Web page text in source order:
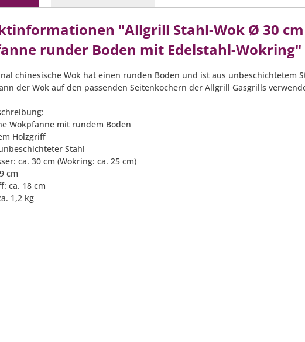
"Allgrill Stahl-Wok Ø 30
runder Boden mit Edelstahl-Wokring"
chinesische Wok hat einen runden Boden und ist aus unbeschichtetem
der Wok auf den passenden Seitenkochern der Allgrill Gasgrills
Wokpfanne mit rundem Boden
Holzgriff
Stahl
ca. 30 cm (Wokring: ca. 25 cm)
cm
ca. 18 cm
1,2 kg